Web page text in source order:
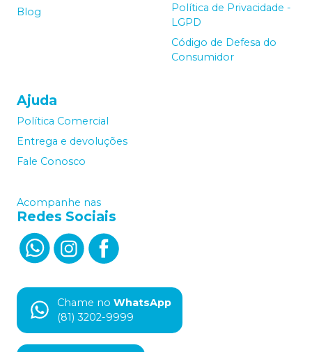
Blog
Política de Privacidade -
LGPD
Código de Defesa do
Consumidor
Ajuda
Política Comercial
Entrega e devoluções
Fale Conosco
Acompanhe nas
Redes Sociais
Chame no WhatsApp
(81) 3202-9999